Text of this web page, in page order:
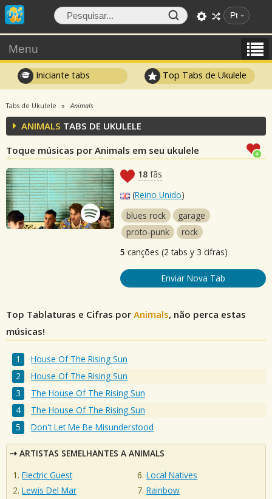
Pt
Menu
Iniciante tabs Top Tabs de Ukulele
Tabs de Ukulele Animals
ANIMALS TABS DE UKULELE
Toque músicas por Animals em seu ukulele
18 fãs
(Reino Unido)
blues rock
garage
proto-punk
rock
5 canções (2 tabs y 3 cifras)
Enviar Nova Tab
Top Tablaturas e Cifras por Animals, não perca estas
músicas!
House Of The Rising Sun
House Of The Rising Sun
The House Of The Rising Sun
The House Of The Rising Sun
Don't Let Me Be Misunderstood
ARTISTAS SEMELHANTES A ANIMALS
Electric Guest
Lewis Del Mar
Local Natives
Rainbow